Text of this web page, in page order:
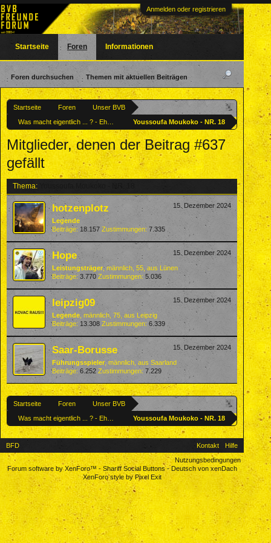
Anmelden oder registrieren
Startseite Foren
Unser BVB
Was macht eigentlich ... ? - Ehemalige BVBlerYoussoufa Moukoko - NR. 18
Mitglieder, denen der Beitrag #637
gefällt
Thema:
15. Dezember 2024
hotzenplotz
Legende
Beiträge: 18.157 Zustimmungen: 7.335
15. Dezember 2024
Hope
Leistungsträger, männlich, 55, aus Lünen
Beiträge: 3.770 Zustimmungen: 5.036
15. Dezember 2024
leipzig09
Legende , männlich, 75, aus Leipzig
Beiträge: 13.308 Zustimmungen: 6.339
15. Dezember 2024
Saar-Borusse
Führungsspieler , männlich, aus Saarland
Beiträge: 6.252 Zustimmungen: 7.229
Startseite Foren
Unser BVB
Was macht eigentlich ... ? - Ehemalige BVBlerYoussoufa Moukoko - NR. 18
Startseite Foren
Foren durchsuchen Themen mit aktuellen Beiträgen
Informationen
BFD Kontakt
Hilfe
Nutzungsbedingungen
Forum software by XenForo™- Shariff Social Buttons-Deutsch von xenDach
XenForo style by Pixel Exit